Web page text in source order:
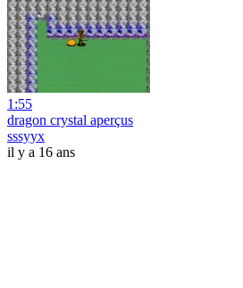
1:55
dragon crystal aperçus
sssyyx
il y a 16 ans